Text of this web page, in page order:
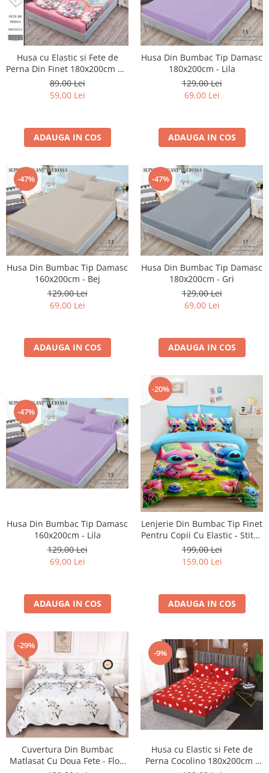
Husa cu Elastic si Fete de
Perna Din Finet 180x200cm 5D
- Roz Cu Unicorni Pe Norisori
89,00 Lei
59,00 Lei
ADAUGA IN COS
Husa Din Bumbac Tip Damasc
180x200cm - Lila
129,00 Lei
69,00 Lei
ADAUGA IN COS
-47%
Husa Din Bumbac Tip Damasc
160x200cm - Bej
129,00 Lei
69,00 Lei
ADAUGA IN COS
-47%
Husa Din Bumbac Tip Damasc
180x200cm - Gri
129,00 Lei
69,00 Lei
ADAUGA IN COS
-47%
Husa Din Bumbac Tip Damasc
160x200cm - Lila
129,00 Lei
69,00 Lei
ADAUGA IN COS
-20%
Lenjerie Din Bumbac Tip Finet
Pentru Copii Cu Elastic - Stitch
Si Angel Pe Camp De Flori
199,00 Lei
159,00 Lei
ADAUGA IN COS
-29%
Cuvertura Din Bumbac
Matlasat Cu Doua Fete - Flori
-9%
Husa cu Elastic si Fete de
Perna Cocolino 180x200cm -